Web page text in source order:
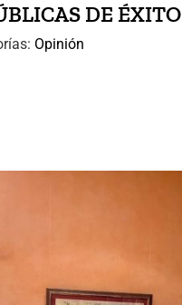
DE ÉXITO
Opinión